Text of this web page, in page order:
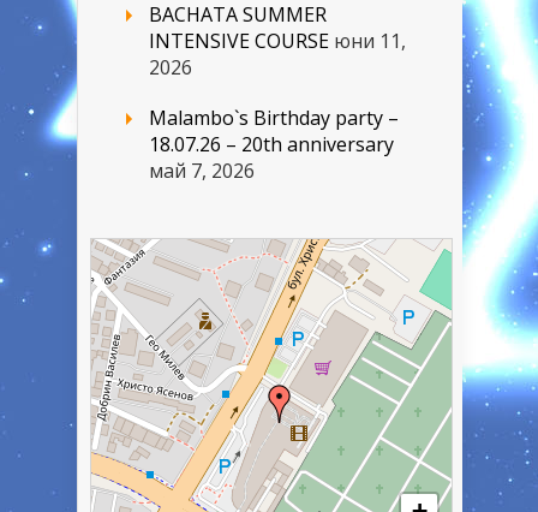
BACHATA SUMMER
INTENSIVE COURSE юни 11,
2026
Malambo`s Birthday party –
18.07.26 – 20th anniversary
май 7, 2026